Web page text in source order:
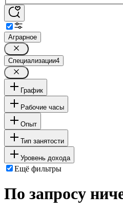
Аграрное
Специализации4
График
Рабочие часы
Опыт
Тип занятости
Уровень дохода
Ещё фильтры
По запросу